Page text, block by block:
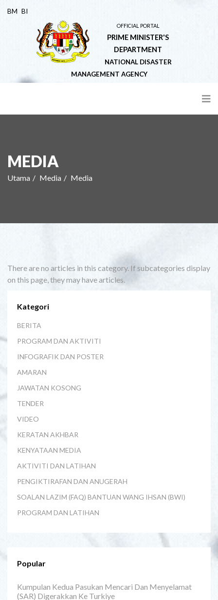
BM BI
OFFICIAL PORTAL
PRIME MINISTER'S
DEPARTMENT
NATIONAL DISASTER
MANAGEMENT AGENCY
MEDIA
Utama Media Media
There are no articles in this category. If subcategories display
on this page, they may have articles.
Kategori
BERITA
PROGRAM DAN AKTIVITI
INFOGRAFIK DAN POSTER
AMARAN
JAWATAN KOSONG
TENDER
VIDEO
KERATAN AKHBAR
KENYATAAN MEDIA
AKTIVITI DAN LATIHAN
PENGIKTIRAFAN DAN ANUGERAH
SOALAN LAZIM (FAQ) BANTUAN WANG IHSAN (BWI)
PROGRAM DAN LATIHAN
Popular
Kumpulan Kedua Pasukan Mencari Dan Menyelamat
(SAR) Digerakkan Ke Turkiye